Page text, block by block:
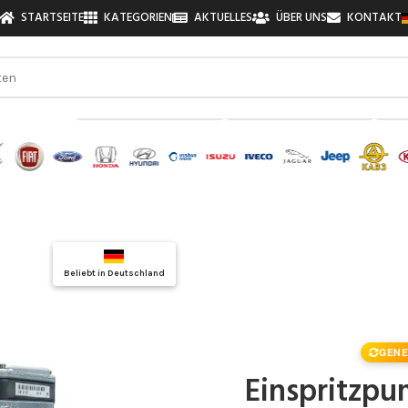
STARTSEITE KATEGORIEN AKTUELLES ÜBER UNS KONTAKT
finden!
Beliebt in Deutschland